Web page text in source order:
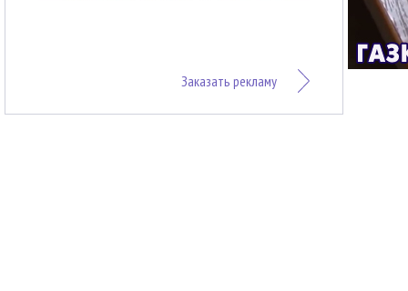
Заказать рекламу